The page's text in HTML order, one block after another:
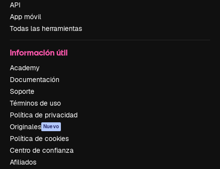
API
App móvil
Todas las herramientas
Información útil
Academy
Documentación
Soporte
Términos de uso
Política de privacidad
Originales Nuevo
Política de cookies
Centro de confianza
Afiliados